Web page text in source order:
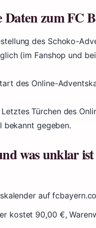
zum FC
des Schoko-
(im Fanshop und
des Online-
Letztes Türchen des
bekannt gegeben.
was unklar ist
auf
kostet 90,00 €,